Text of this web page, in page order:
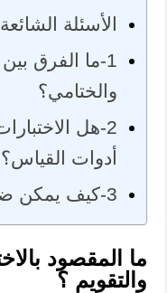
الأسئلة
1-ما الفرق بين
والختامي؟
2-هل
أدوات القياس؟
3-كيف يمكن ضمان صدق وثبات الاختبار؟
ما المقصود
والتقويم ؟